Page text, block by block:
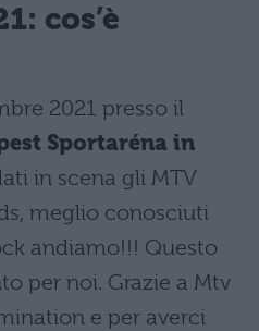
cos’è
2021 presso il
Sportaréna in
in scena gli MTV
meglio conosciuti
andiamo!!! Questo
per noi. Grazie a Mtv
e per averci